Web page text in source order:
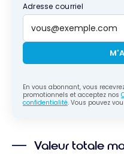
Adresse courriel
En vous abonnant, vous
promotionnels et acceptez nos
confidentialité. Vous pouvez
Valeur totale